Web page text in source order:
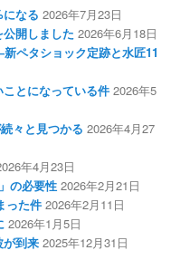
なる 2026年7月23日
開しました 2026年6月18日
ペタショック定跡と水匠11
とになっている件 2026年5
々と見つかる 2026年4月27
年4月23日
の必要性 2026年2月21日
った件 2026年2月11日
2026年1月5日
が到来 2025年12月31日